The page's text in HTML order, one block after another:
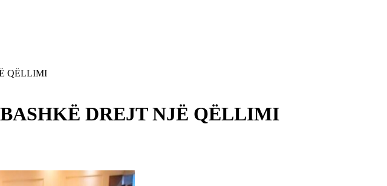
QËLLIMI
DREJT NJË QËLLIMI